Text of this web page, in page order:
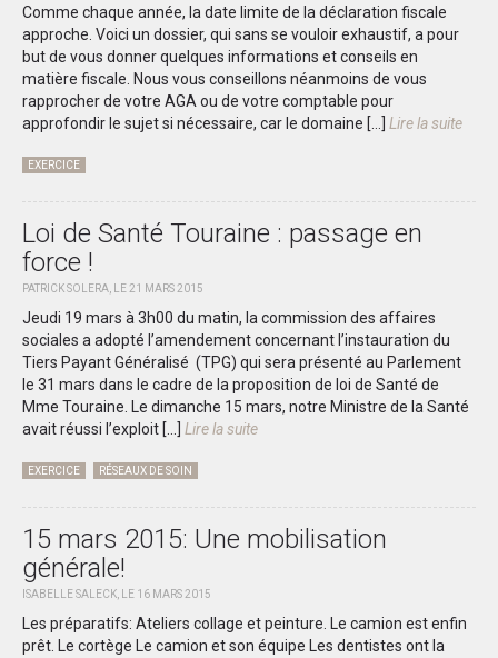
Comme chaque année, la date limite de la déclaration fiscale
approche. Voici un dossier, qui sans se vouloir exhaustif, a pour
but de vous donner quelques informations et conseils en
matière fiscale. Nous vous conseillons néanmoins de vous
rapprocher de votre AGA ou de votre comptable pour
approfondir le sujet si nécessaire, car le domaine […]
Lire la suite
EXERCICE
Loi de Santé Touraine : passage en
force !
PATRICK SOLERA, LE 21 MARS 2015
Jeudi 19 mars à 3h00 du matin, la commission des affaires
sociales a adopté l’amendement concernant l’instauration du
Tiers Payant Généralisé (TPG) qui sera présenté au Parlement
le 31 mars dans le cadre de la proposition de loi de Santé de
Mme Touraine. Le dimanche 15 mars, notre Ministre de la Santé
avait réussi l’exploit […]
Lire la suite
EXERCICE RÉSEAUX DE SOIN
15 mars 2015: Une mobilisation
générale!
ISABELLE SALECK, LE 16 MARS 2015
Les préparatifs: Ateliers collage et peinture. Le camion est enfin
prêt. Le cortège Le camion et son équipe Les dentistes ont la